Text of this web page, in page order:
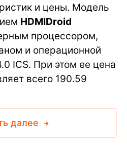
и цены. Модель
HDMIDroid
процессором,
и операционной
ICS. При этом ее цена
всего 190.59
далее